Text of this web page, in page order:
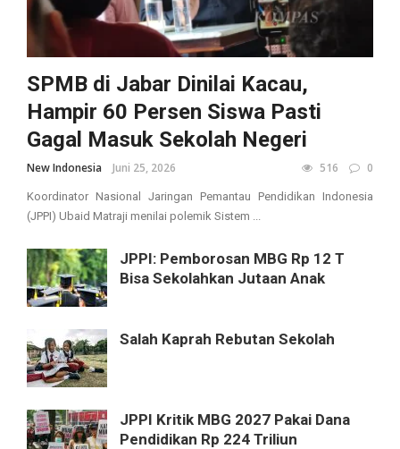
SPMB di Jabar Dinilai Kacau,
Hampir 60 Persen Siswa Pasti
Gagal Masuk Sekolah Negeri
New Indonesia Juni 25, 2026 516 0
Koordinator Nasional Jaringan Pemantau Pendidikan Indonesia
(JPPI) Ubaid Matraji menilai polemik Sistem ...
JPPI: Pemborosan MBG Rp 12 T
Bisa Sekolahkan Jutaan Anak
Salah Kaprah Rebutan Sekolah
JPPI Kritik MBG 2027 Pakai Dana
Pendidikan Rp 224 Triliun